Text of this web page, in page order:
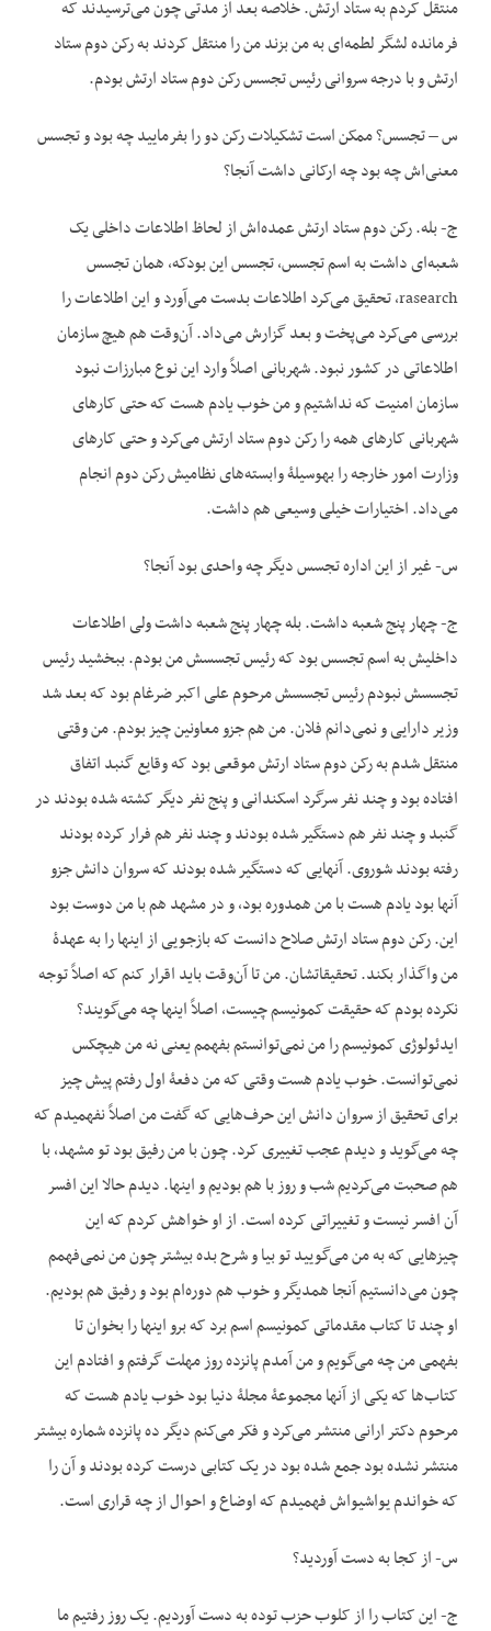
منتقل کردم به ستاد ارتش. خلاصه بعد از مدتی چون می‌ترسیدند که
فرمانده لشگر لطمه‌ای به من بزند من را منتقل کردند به رکن دوم ستاد
ارتش و با درجه سروانی رئیس تجسس رکن دوم ستاد ارتش بودم.
س – تجسس؟ ممکن است تشکیلات رکن دو را بفرمایید چه بود و تجسس
معنی‌اش چه بود چه ارکانی داشت آنجا؟
ج- بله. رکن دوم ستاد ارتش عمده‌اش از لحاظ اطلاعات داخلی یک
شعبه‌ای داشت به اسم تجسس، تجسس این بودکه، همان تجسس
rasearch، تحقیق می‌کرد اطلاعات بدست می‌آورد و این اطلاعات را
بررسی می‌کرد می‌پخت و بعد گزارش می‌داد. آن‌وقت هم هیچ سازمان
اطلاعاتی در کشور نبود. شهربانی اصلاً وارد این نوع مبارزات نبود
سازمان امنیت که نداشتیم و من خوب یادم هست که حتی کارهای
شهربانی کارهای همه را رکن دوم ستاد ارتش می‌کرد و حتی کارهای
وزارت امور خارجه را به‏وسیلۀ وابسته‌های نظامیش رکن دوم انجام
می‌داد. اختیارات خیلی وسیعی هم داشت.
س- غیر از این اداره تجسس ‌دیگر چه واحدی بود آنجا؟
ج- چهار پنج شعبه داشت. بله چهار پنج شعبه داشت ولی اطلاعات
داخلیش به اسم تجسس بود که رئیس تجسسش من بودم. ببخشید رئیس
تجسسش نبودم رئیس تجسسش مرحوم علی اکبر ضرغام بود که بعد شد
وزیر دارایی و نمی‌دانم فلان. من هم جزو معاونین چیز بودم. من وقتی
منتقل شدم به رکن دوم ستاد ارتش موقعی بود که وقایع گنبد اتفاق
افتاده بود و چند نفر سرگرد اسکندانی و پنج نفر دیگر کشته شده بودند در
گنبد و چند نفر هم دستگیر شده بودند و چند نفر هم فرار کرده بودند
رفته بودند شوروی. آنهایی که دستگیر شده بودند که سروان دانش جزو
آنها بود یادم هست با من هم‏دوره بود، و در مشهد هم با من دوست بود
این. رکن دوم ستاد ارتش صلاح دانست که بازجویی از این‏ها را به عهدۀ
من واگذار بکند. تحقیقاتشان. من تا آن‌وقت باید اقرار کنم که اصلاً توجه
نکرده بودم که حقیقت کمونیسم چیست، اصلاً این‏ها چه می‌گویند؟
ایدئولوژی کمونیسم را من نمی‌توانستم بفهمم یعنی نه من هیچکس
نمی‌توانست. خوب یادم هست وقتی که من دفعۀ اول رفتم پیش چیز
برای تحقیق از سروان دانش این حرف‌هایی که گفت من اصلاً نفهمیدم که
چه می‌گوید و دیدم عجب تغییری کرد. چون با من رفیق بود تو مشهد، با
هم صحبت می‌کردیم شب و روز با هم بودیم و این‏ها. دیدم حالا این افسر
آن افسر نیست و تغییراتی کرده است. از او خواهش کردم که این
چیزهایی که به من می‌گویید تو بیا و شرح بده بیشتر چون من نمی‌فهمم
چون می‌دانستیم آنجا همدیگر و خوب هم دوره‌ام بود و رفیق هم بودیم.
او چند تا کتاب مقدماتی کمونیسم اسم برد که برو این‏ها را بخوان تا
بفهمی‌ من چه می‌گویم و من آمدم پانزده روز مهلت گرفتم و افتادم این
کتاب‌ها که یکی از آنها مجموعۀ مجلۀ دنیا بود خوب یادم هست که
مرحوم دکتر ارانی منتشر می‌کرد و فکر می‌کنم دیگر ده پانزده شماره بیشتر
منتشر نشده بود جمع شده بود در یک کتابی درست کرده بودند و آن را
که خواندم یواش‏یواش فهمیدم که اوضاع و احوال از چه قراری است.
س- از کجا به دست آوردید؟
ج- این کتاب را از کلوب حزب توده به دست آوردیم. یک روز رفتیم ما